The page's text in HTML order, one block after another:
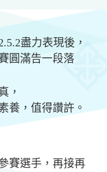
盡力表現後，
圓滿告一段落
，
養，值得讚許。
賽選手，再接再